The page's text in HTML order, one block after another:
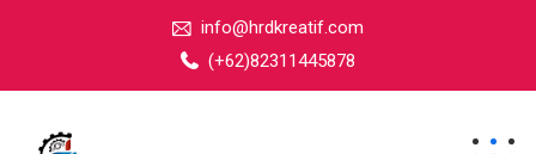
info@hrdkreatif.com
(+62)82311445878